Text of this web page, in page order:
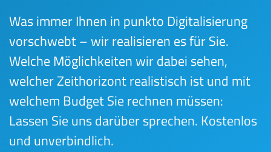
Was immer Ihnen in punkto Digitalisierung
vorschwebt – wir realisieren es für Sie.
Welche Möglichkeiten wir dabei sehen,
welcher Zeithorizont realistisch ist und mit
welchem Budget Sie rechnen müssen:
Lassen Sie uns darüber sprechen. Kostenlos
und unverbindlich.